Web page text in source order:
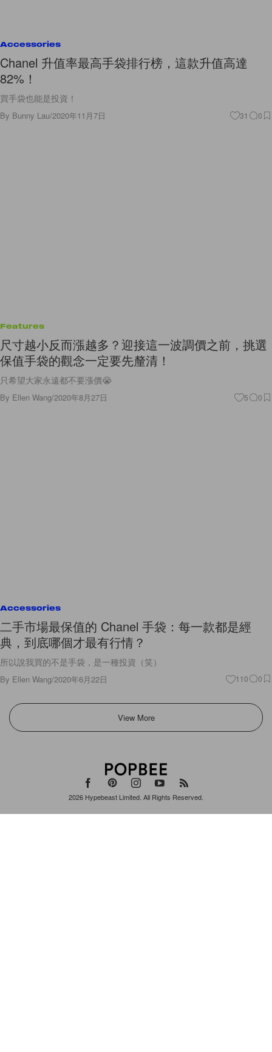
Accessories
Chanel 升值率最高手袋排行榜，這款升值高達
82%！
買手袋也能是投資！
By Bunny Lau/2020年11月7日 31 0
Features
尺寸越小反而漲越多？迎接這一波調價之前，挑選
保值手袋的觀念一定要先釐清！
只希望大家永遠都不要漲價😭
By Ellen Wang/2020年8月27日 5 0
Accessories
二手市場最保值的 Chanel 手袋：每一款都是經
典，到底哪個才最有行情？
所以說我買的不是手袋，是一種投資（笑）
By Ellen Wang/2020年6月22日 110 0
View More
2026 Hypebeast Limited . All Rights Reserved.